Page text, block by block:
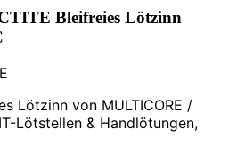
Bleifreies Lötzinn
Lötzinn von MULTICORE /
Lötstellen & Handlötungen,